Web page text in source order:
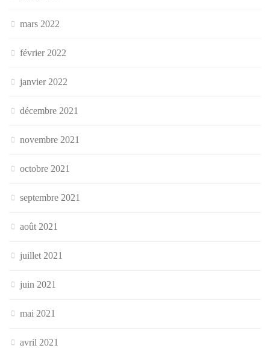
mars 2022
février 2022
janvier 2022
décembre 2021
novembre 2021
octobre 2021
septembre 2021
août 2021
juillet 2021
juin 2021
mai 2021
avril 2021